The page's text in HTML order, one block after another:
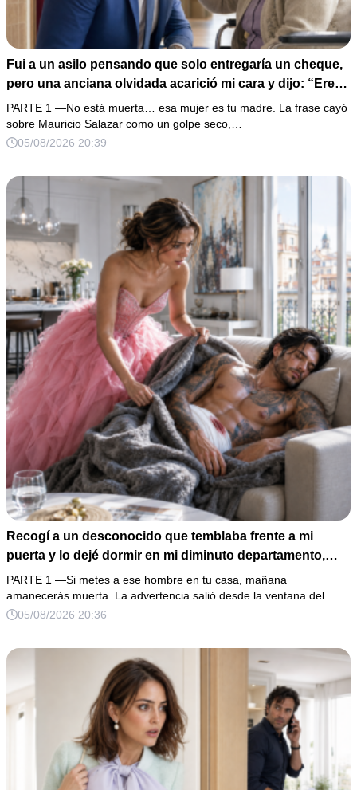
Fui a un asilo pensando que solo entregaría un cheque,
pero una anciana olvidada acarició mi cara y dijo: “Eres
igual a tu padre”. En vez de hacer preguntas, tomé su
medalla, abrí un expediente sellado desde hacía 40 años
y descubrí que la mujer que me crió había construido mi
PARTE 1 —No está muerta… esa mujer es tu madre. La frase cayó
sobre Mauricio Salazar como un golpe seco,…
05/08/2026 20:39
Recogí a un desconocido que temblaba frente a mi
puerta y lo dejé dormir en mi diminuto departamento,
aunque mi único familiar me advirtió: “Ese hombre no es
una víctima”. Le curé una herida profunda y me fui a
dormir. Al amanecer, él ya no estaba, pero su anillo,
pesadilla inesperada.
PARTE 1 —Si metes a ese hombre en tu casa, mañana
amanecerás muerta. La advertencia salió desde la ventana del…
05/08/2026 20:36